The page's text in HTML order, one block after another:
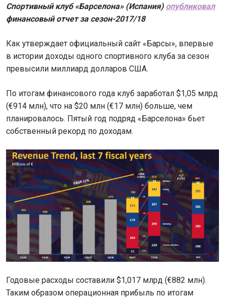
Спортивный клуб «Барселона» (Испания) опубликовал
финансовый отчет за сезон-2017/18
Как утверждает официальный сайт «Барсы», впервые
в истории доходы одного спортивного клуба за сезон
превысили миллиард долларов США.
По итогам финансового года клуб заработал $1,05 млрд
(€914 млн), что на $20 млн (€17 млн) больше, чем
планировалось. Пятый год подряд «Барселона» бьет
собственный рекорд по доходам.
Годовые расходы составили $1,017 млрд (€882 млн).
Таким образом операционная прибыль по итогам